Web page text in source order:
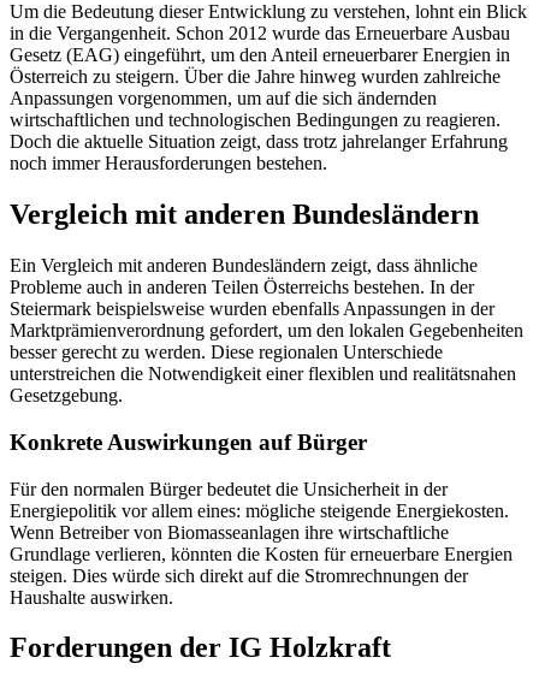
Um die Bedeutung dieser Entwicklung zu verstehen, lohnt ein Blick
in die Vergangenheit. Schon 2012 wurde das Erneuerbare Ausbau
Gesetz (EAG) eingeführt, um den Anteil erneuerbarer Energien in
Österreich zu steigern. Über die Jahre hinweg wurden zahlreiche
Anpassungen vorgenommen, um auf die sich ändernden
wirtschaftlichen und technologischen Bedingungen zu reagieren.
Doch die aktuelle Situation zeigt, dass trotz jahrelanger Erfahrung
noch immer Herausforderungen bestehen.
Vergleich mit anderen Bundesländern
Ein Vergleich mit anderen Bundesländern zeigt, dass ähnliche
Probleme auch in anderen Teilen Österreichs bestehen. In der
Steiermark beispielsweise wurden ebenfalls Anpassungen in der
Marktprämienverordnung gefordert, um den lokalen Gegebenheiten
besser gerecht zu werden. Diese regionalen Unterschiede
unterstreichen die Notwendigkeit einer flexiblen und realitätsnahen
Gesetzgebung.
Konkrete Auswirkungen auf Bürger
Für den normalen Bürger bedeutet die Unsicherheit in der
Energiepolitik vor allem eines: mögliche steigende Energiekosten.
Wenn Betreiber von Biomasseanlagen ihre wirtschaftliche
Grundlage verlieren, könnten die Kosten für erneuerbare Energien
steigen. Dies würde sich direkt auf die Stromrechnungen der
Haushalte auswirken.
Forderungen der IG Holzkraft